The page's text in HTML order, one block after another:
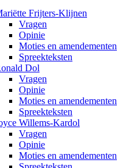
Frijters-Klijnen
Vragen
Opinie
Moties en amendementen
Spreekteksten
Dol
Vragen
Opinie
Moties en amendementen
Spreekteksten
Willems-Kardol
Vragen
Opinie
Moties en amendementen